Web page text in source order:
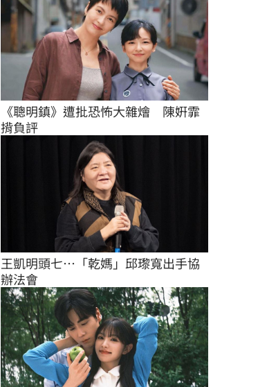
《聰明鎮》遭批恐怖大雜燴　陳姸霏
揹負評
王凱明頭七…「乾媽」邱瓈寬出手協
辦法會